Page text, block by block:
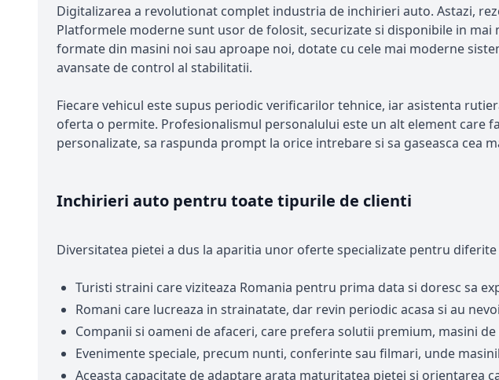
Digitalizarea a revolutionat complet industria de inchirieri auto. Astazi,
Platformele moderne sunt usor de folosit, securizate si disponibile in
formate din masini noi sau aproape noi, dotate cu cele mai moderne
avansate de control al stabilitatii.
Fiecare vehicul este supus periodic verificarilor tehnice, iar asistenta
oferta o permite. Profesionalismul personalului este un alt element care
personalizate, sa raspunda prompt la orice intrebare si sa gaseasca cea
Inchirieri auto pentru toate tipurile de clienti
Diversitatea pietei a dus la aparitia unor oferte specializate pentru
Turisti straini care viziteaza Romania pentru prima data si doresc sa
Romani care lucreaza in strainatate, dar revin periodic acasa si au
Companii si oameni de afaceri, care prefera solutii premium, masini
Evenimente speciale, precum nunti, conferinte sau filmari, unde
Aceasta capacitate de adaptare arata maturitatea pietei si